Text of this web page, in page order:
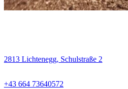
2813 Lichtenegg, Schulstraße 2
+43 664 73640572